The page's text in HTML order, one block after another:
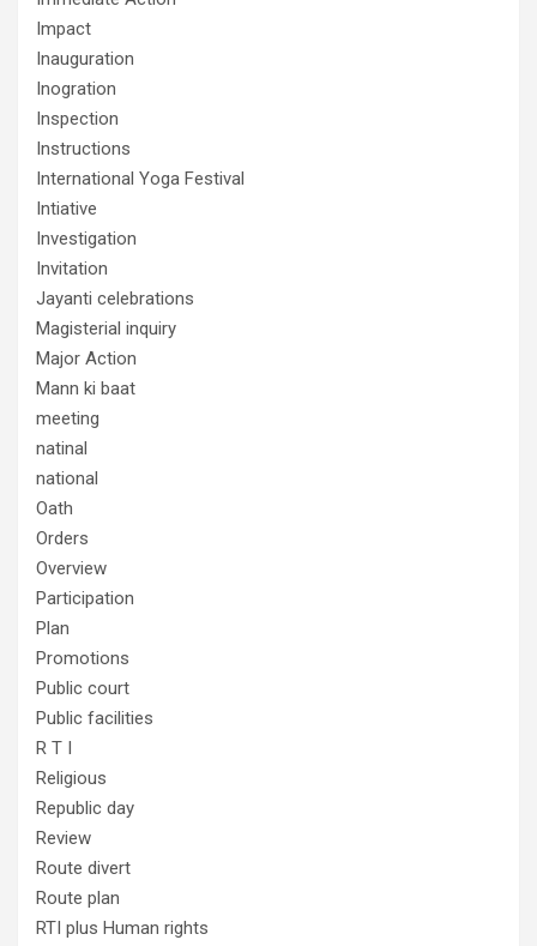
Impact
Inauguration
Inogration
Inspection
Instructions
International Yoga Festival
Intiative
Investigation
Invitation
Jayanti celebrations
Magisterial inquiry
Major Action
Mann ki baat
meeting
natinal
national
Oath
Orders
Overview
Participation
Plan
Promotions
Public court
Public facilities
R T I
Religious
Republic day
Review
Route divert
Route plan
RTI plus Human rights